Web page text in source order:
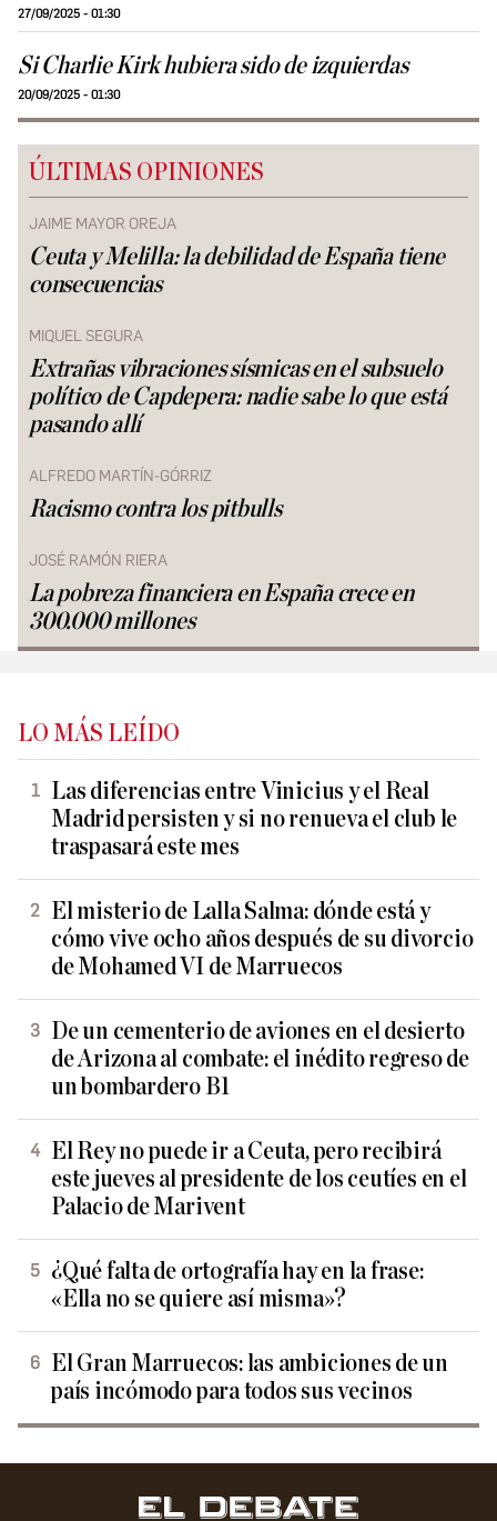
27/09/2025 - 01:30
Si Charlie Kirk hubiera sido de izquierdas
20/09/2025 - 01:30
ÚLTIMAS OPINIONES
JAIME MAYOR OREJA
Ceuta y Melilla: la debilidad de España tiene
consecuencias
MIQUEL SEGURA
Extrañas vibraciones sísmicas en el subsuelo
político de Capdepera: nadie sabe lo que está
pasando allí
ALFREDO MARTÍN-GÓRRIZ
Racismo contra los pitbulls
JOSÉ RAMÓN RIERA
La pobreza financiera en España crece en
300.000 millones
LO MÁS LEÍDO
Las diferencias entre Vinicius y el Real
Madrid persisten y si no renueva el club le
traspasará este mes
El misterio de Lalla Salma: dónde está y
cómo vive ocho años después de su divorcio
de Mohamed VI de Marruecos
De un cementerio de aviones en el desierto
de Arizona al combate: el inédito regreso de
un bombardero B1
El Rey no puede ir a Ceuta, pero recibirá
este jueves al presidente de los ceutíes en el
Palacio de Marivent
¿Qué falta de ortografía hay en la frase:
«Ella no se quiere así misma»?
El Gran Marruecos: las ambiciones de un
país incómodo para todos sus vecinos